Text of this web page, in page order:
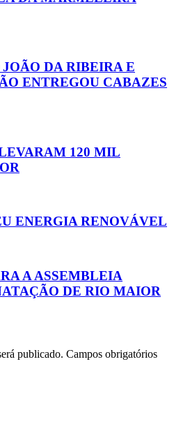
DA RIBEIRA E
ENTREGOU CABAZES
120 MIL
ENERGIA RENOVÁVEL
A ASSEMBLEIA
DE RIO MAIOR
publicado. Campos obrigatórios